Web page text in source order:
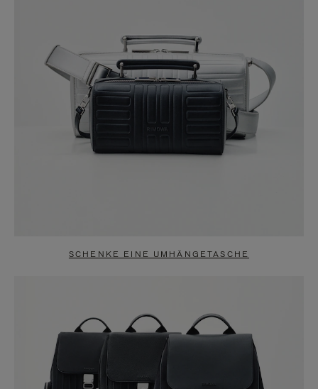
SCHENKE EINE UMHÄNGETASCHE